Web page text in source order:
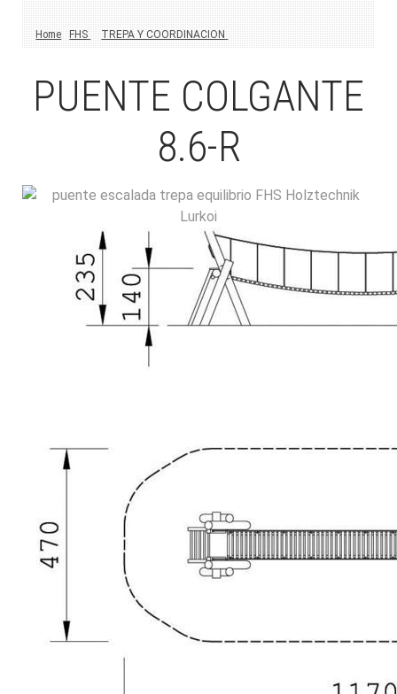
Home FHS TREPA Y COORDINACION
PUENTE COLGANTE
8.6-R